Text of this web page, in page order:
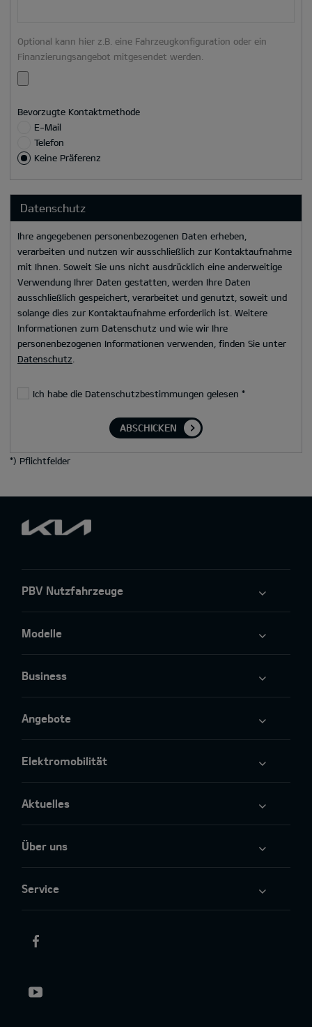
Optional kann hier z.B. eine Fahrzeugkonfiguration oder ein
Finanzierungsangebot mitgesendet werden.
Bevorzugte Kontaktmethode
E-Mail
Telefon
Keine Präferenz
Datenschutz
Ihre angegebenen personenbezogenen Daten erheben,
verarbeiten und nutzen wir ausschließlich zur Kontaktaufnahme
mit Ihnen. Soweit Sie uns nicht ausdrücklich eine anderweitige
Verwendung Ihrer Daten gestatten, werden Ihre Daten
ausschließlich gespeichert, verarbeitet und genutzt, soweit und
solange dies zur Kontaktaufnahme erforderlich ist. Weitere
Informationen zum Datenschutz und wie wir Ihre
personenbezogenen Informationen verwenden, finden Sie unter
Datenschutz
Ich habe die Datenschutzbestimmungen gelesen *
ABSCHICKEN
*) Pflichtfelder
PBV Nutzfahrzeuge
Modelle
Business
Angebote
Elektromobilität
Aktuelles
Über uns
Service